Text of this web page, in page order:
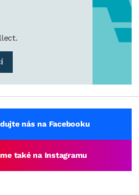
nás na Facebooku
také na Instagramu